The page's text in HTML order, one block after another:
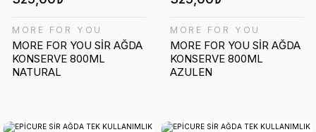
MORE FOR YOU
MORE FOR YOU SİR AĞDA
KONSERVE 800ML
NATURAL
MORE FOR YOU
MORE FOR YOU SİR AĞDA
KONSERVE 800ML
AZULEN